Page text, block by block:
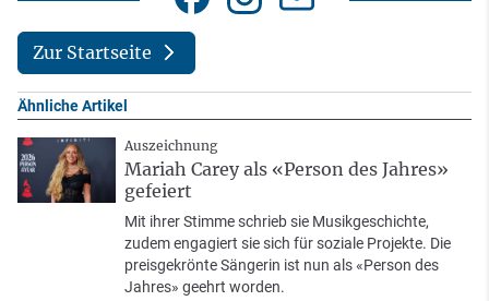
Zur Startseite
Ähnliche Artikel
Auszeichnung
Mariah Carey als «Person des Jahres»
gefeiert
Mit ihrer Stimme schrieb sie Musikgeschichte,
zudem engagiert sie sich für soziale Projekte. Die
preisgekrönte Sängerin ist nun als «Person des
Jahres» geehrt worden.